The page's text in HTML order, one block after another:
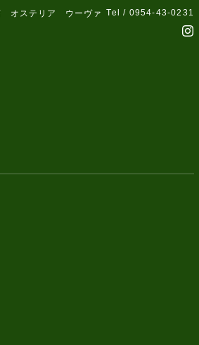
オステリア ウーヴァ Tel / 0954-43-0231